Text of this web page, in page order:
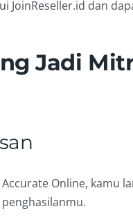
JoinReseller.id dan
Jadi
Online, kamu